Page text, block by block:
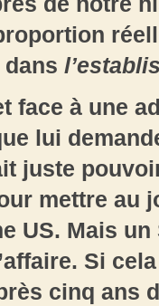
face à une
lui
juste
mettre au
US. Mais
Si
cinq ans